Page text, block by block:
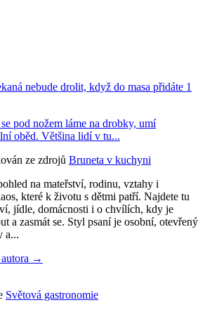
nebude drolit, když do masa přidáte 1
pod nožem láme na drobky, umí
oběd. Většina lidí v tu...
ze zdrojů Bruneta v kuchyni
na mateřství, rodinu, vztahy i
které k životu s dětmi patří. Najdete tu
jídle, domácnosti i o chvílích, kdy je
a zasmát se. Styl psaní je osobní, otevřený
a...
autora →
Světová gastronomie